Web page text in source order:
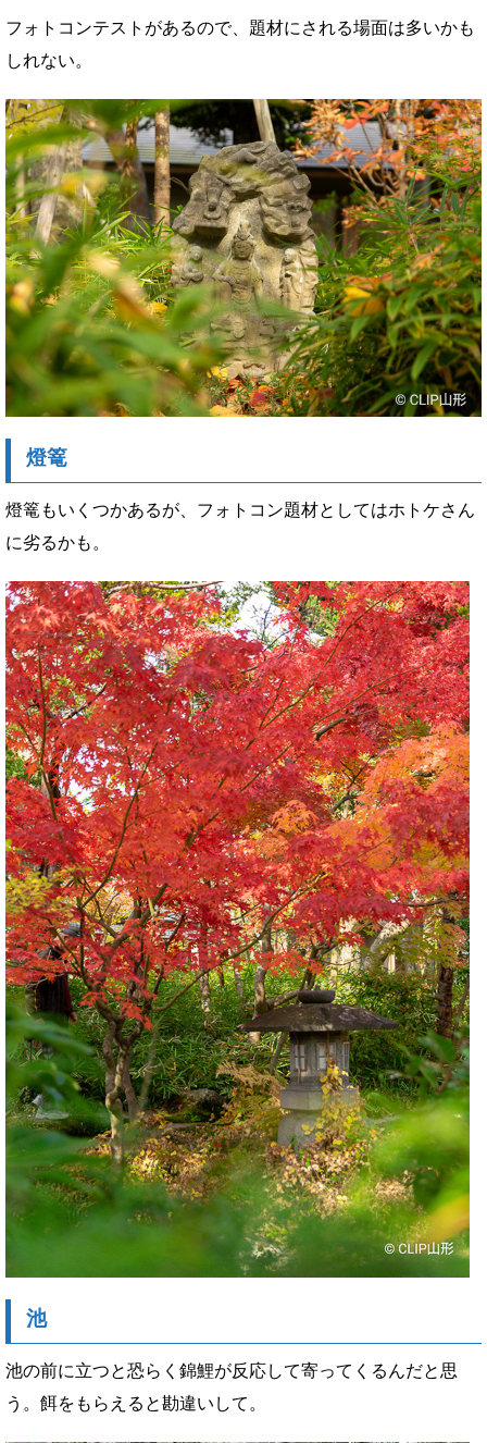
フォトコンテストがあるので、題材にされる場面は多いかも
しれない。
燈篭
燈篭もいくつかあるが、フォトコン題材としてはホトケさん
に劣るかも。
池
池の前に立つと恐らく錦鯉が反応して寄ってくるんだと思
う。餌をもらえると勘違いして。